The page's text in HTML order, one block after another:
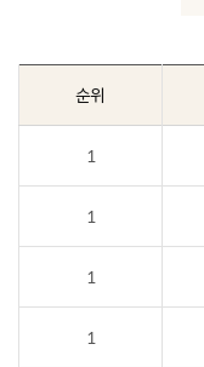
순위
1
1
1
1